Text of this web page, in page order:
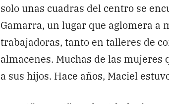
solo unas cuadras del centro se
Gamarra, un lugar que aglomera a
trabajadoras, tanto en talleres de
almacenes. Muchas de las
a sus hijos. Hace años, Maciel